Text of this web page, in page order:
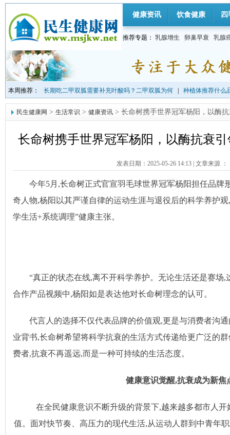
健康资讯 饮食健康
推荐专题： 乳腺增生 卵巢早衰 乳腺
本周推荐： 长期吃二甲双胍需要补充叶酸吗？二甲双胍为何 种植体推荐什么
民生健康网 > 生活常识 > 健康资讯 > 长命树携手世界冠军杨阳，以酶
长命树携手世界冠军杨阳，以酶抗衰
发表日期：2025-05-26 14:13 文章来源 ：
今年5月,长命树正式官宣羽毛球世界冠军杨阳担任品牌
奇人物,杨阳以其严谨自律的运动生涯与退役后的科学养护
学生活+系统调理”健康主张。
“真正的状态在线,离不开科学养护。无论生活还是赛场,
合作产品视频中,杨阳如是表达他对长命树理念的认可。
代言人的选择不仅代表品牌的价值观,更是与消费者沟
业背书,长命树希望将科学抗衰的生活方式传递给更广泛的
费者,抗衰不再遥远,而是一种可持续的生活态度。
健康意识觉醒,抗衰成为新焦
在全民健康意识不断升级的背景下,越来越多都市人开
值。面对快节奏、高压力的现代生活,从运动人群到中青年